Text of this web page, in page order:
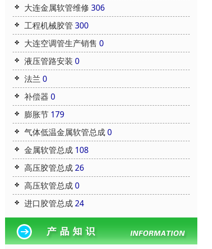
大连金属软管维修 306
工程机械胶管 300
大连空调管生产销售 0
液压管路安装 0
法兰 0
补偿器 0
膨胀节 179
气体低温金属软管总成0
金属软管总成 108
高压胶管总成26
高压软管总成0
进口胶管总成24